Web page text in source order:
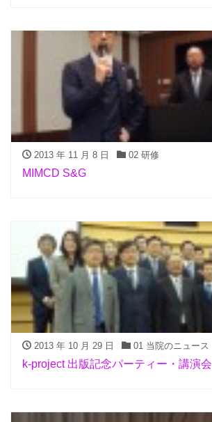
2013 年 11 月 8 日 02 研修
MIMCD S&G
2013 年 10 月 29 日 01 当院のニュース
k-project 出版記念パーティー・講演会